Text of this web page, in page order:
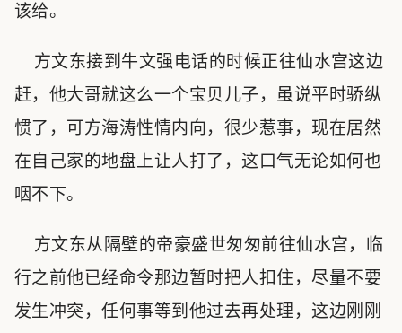
该给。
方文东接到牛文强电话的时候正往仙水宫这边
赶，他大哥就这么一个宝贝儿子，虽说平时骄纵
惯了，可方海涛性情内向，很少惹事，现在居然
在自己家的地盘上让人打了，这口气无论如何也
咽不下。
方文东从隔壁的帝豪盛世匆匆前往仙水宫，临
行之前他已经命令那边暂时把人扣住，尽量不要
发生冲突，任何事等到他过去再处理，这边刚刚